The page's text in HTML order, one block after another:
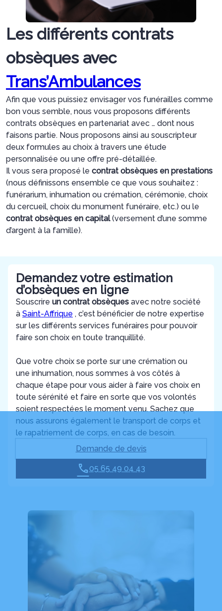
Les différents contrats
obsèques avec
Trans’Ambulances
Afin que vous puissiez envisager vos funérailles comme
bon vous semble, nous vous proposons différents
contrats obsèques en partenariat avec … dont nous
faisons partie. Nous proposons ainsi au souscripteur
deux formules au choix à travers une étude
personnalisée ou une offre pré-détaillée.
Il vous sera proposé le contrat obsèques en prestations
(nous définissons ensemble ce que vous souhaitez :
funérarium, inhumation ou crémation, cérémonie, choix
du cercueil, choix du monument funéraire, etc.) ou le
contrat obsèques en capital(versement d’une somme
d’argent à la famille).
Demandez votre estimation
d’obsèques en ligne
Souscrire un contrat obsèques avec notre société
à Saint-Affrique , c’est bénéficier de notre expertise
sur les différents services funéraires pour pouvoir
faire son choix en toute tranquillité.
Que votre choix se porte sur une crémation ou
une inhumation, nous sommes à vos côtés à
chaque étape pour vous aider à faire vos choix en
toute sérénité et faire en sorte que vos volontés
soient respectées le moment venu. Sachez que
nous assurons également le transport de corps et
le rapatriement de corps, en cas de besoin.
Demande de devis
05 65 49 04 43